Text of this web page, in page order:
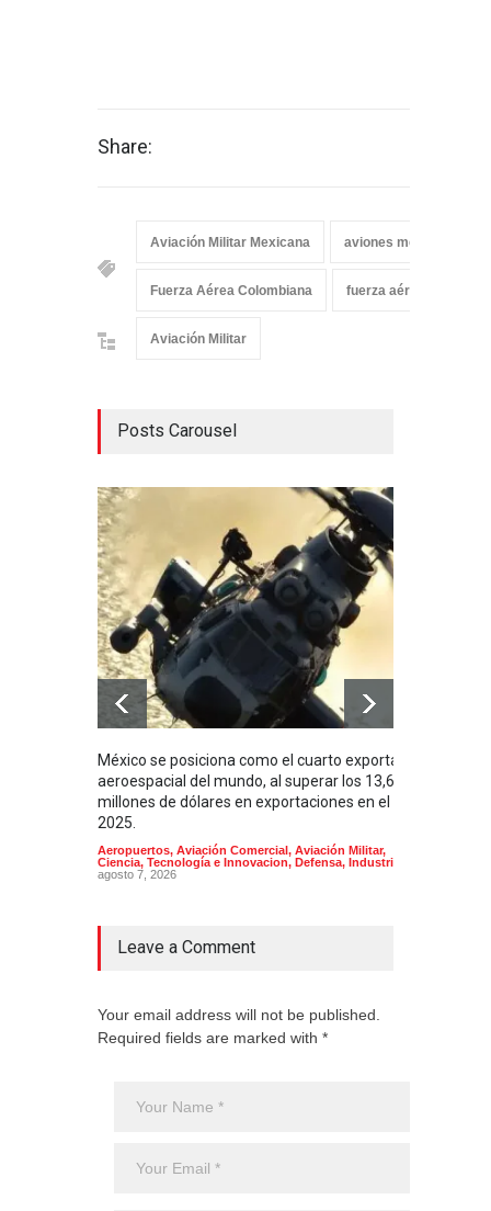
Share:
Aviación Militar Mexicana aviones mexicanos
Fuerza Aérea Colombiana fuerza aérea de México
Aviación Militar
Posts Carousel
México se posiciona como el cuarto exportador
aeroespacial del mundo, al superar los 13,600
millones de dólares en exportaciones en el
2025.
Aeropuertos, Aviación Comercial, Aviación Militar,
Ciencia, Tecnología e Innovacion, Defensa, Industria
agosto 7, 2026
Leave a Comment
Your email address will not be published.
Required fields are marked with *